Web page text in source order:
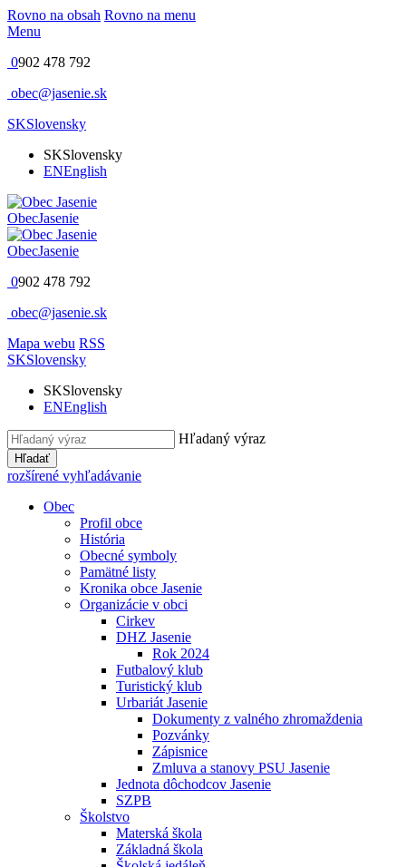
Rovno na obsah Rovno na menu
Menu
0902 478 792
obec@jasenie.sk
SKSlovensky
SKSlovensky
ENEnglish
ObecJasenie
ObecJasenie
0902 478 792
obec@jasenie.sk
Mapa webu RSS
SKSlovensky
SKSlovensky
ENEnglish
Hľadaný výraz
Hľadať
rozšírené vyhľadávanie
Obec
Profil obce
História
Obecné symboly
Pamätné listy
Kronika obce Jasenie
Organizácie v obci
Cirkev
DHZ Jasenie
Rok 2024
Futbalový klub
Turistický klub
Urbariát Jasenie
Dokumenty z valného zhromaždenia
Pozvánky
Zápisnice
Zmluva a stanovy PSU Jasenie
Jednota dôchodcov Jasenie
SZPB
Školstvo
Materská škola
Základná škola